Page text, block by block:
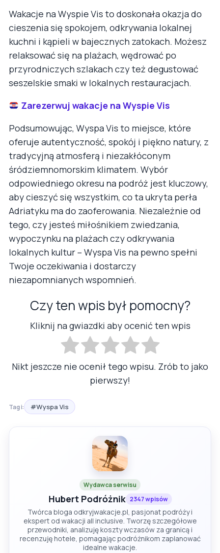
Wakacje na Wyspie Vis to doskonała okazja do
cieszenia się spokojem, odkrywania lokalnej
kuchni i kąpieli w bajecznych zatokach. Możesz
relaksować się na plażach, wędrować po
przyrodniczych szlakach czy też degustować
seszelskie smaki w lokalnych restauracjach.
Zarezerwuj wakacje na Wyspie Vis
Podsumowując, Wyspa Vis to miejsce, które
oferuje autentyczność, spokój i piękno natury, z
tradycyjną atmosferą i niezakłóconym
śródziemnomorskim klimatem. Wybór
odpowiedniego okresu na podróż jest kluczowy,
aby cieszyć się wszystkim, co ta ukryta perła
Adriatyku ma do zaoferowania. Niezależnie od
tego, czy jesteś miłośnikiem zwiedzania,
wypoczynku na plażach czy odkrywania
lokalnych kultur – Wyspa Vis na pewno spełni
Twoje oczekiwania i dostarczy
niezapomnianych wspomnień.
Czy ten wpis był pomocny?
Kliknij na gwiazdki aby ocenić ten wpis
Nikt jeszcze nie ocenił tego wpisu. Zrób to jako
pierwszy!
Tagi: #Wyspa Vis
Wydawca serwisu
Hubert Podróżnik 2347 wpisów
Twórca bloga odkryjwakacje.pl, pasjonat podróży i
ekspert od wakacji all inclusive. Tworzę szczegółowe
przewodniki, analizuję koszty wczasów za granicą i
recenzuję hotele, pomagając podróżnikom zaplanować
idealne wakacje.